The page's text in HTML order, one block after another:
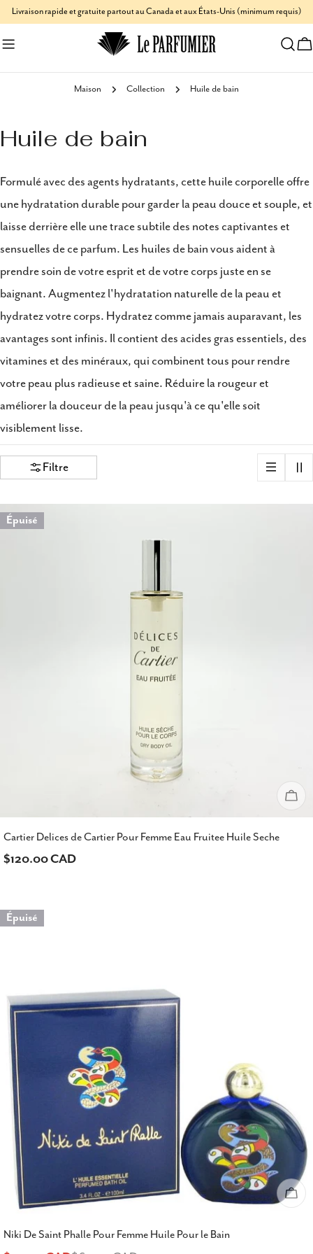
AllerLivraison rapide et gratuite partout au Canada et aux États-Unis (minimum requis)
Maison Collection Huile de bain
Huile de bain
Formulé avec des agents hydratants, cette huile corporelle offre
une hydratation durable pour garder la peau douce et souple, et
laisse derrière elle une trace subtile des notes captivantes et
sensuelles de ce parfum. Les huiles de bain vous aident à
prendre soin de votre esprit et de votre corps juste en se
baignant. Augmentez l'hydratation naturelle de la peau et
hydratez votre corps. Hydratez comme jamais auparavant, les
avantages sont infinis. Il contient des acides gras essentiels, des
vitamines et des minéraux, qui combinent tous pour rendre
votre peau plus radieuse et saine. Réduire la rougeur et
améliorer la douceur de la peau jusqu'à ce qu'elle soit
visiblement lisse.
Filtre
Épuisé
Cartier Delices de Cartier Pour Femme Eau Fruitee Huile Seche
Prix
$120.00 CAD
Épuisé
Niki De Saint Phalle Pour Femme Huile Pour le Bain